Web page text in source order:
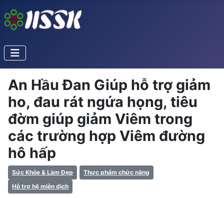
An Hầu Đan Giúp hỗ trợ giảm
ho, đau rát ngứa họng, tiêu
đờm giúp giảm Viêm trong
các trường hợp Viêm đường
hô hấp
Sức Khỏe & Làm Đẹp
Thực phẩm chức năng
Hỗ trợ hệ miễn dịch